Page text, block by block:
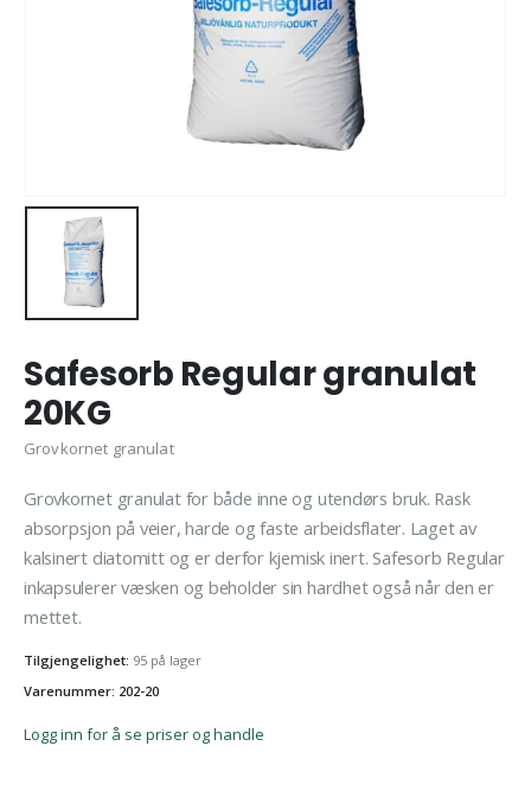
Safesorb Regular granulat
20KG
Grovkornet granulat
Grovkornet granulat for både inne og utendørs bruk. Rask
absorpsjon på veier, harde og faste arbeidsflater. Laget av
kalsinert diatomitt og er derfor kjemisk inert. Safesorb Regular
inkapsulerer væsken og beholder sin hardhet også når den er
mettet.
Tilgjengelighet: 95 på lager
Varenummer: 202-20
Logg inn for å se priser og handle